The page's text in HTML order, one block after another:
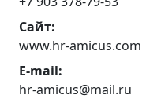
Сайт:
www.hr-amicus.com
E-mail:
hr-amicus@mail.ru